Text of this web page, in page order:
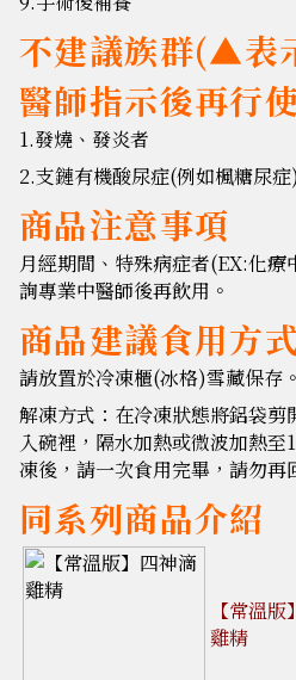
不建議族群(▲表
醫師指示後再行
1.發燒、發炎者
2.支鏈有機酸尿症(例如楓糖尿
商品注意事項
月經期間、特殊病症者(EX:化
詢專業中醫師後再飲用。
商品建議食用方式
請放置於冷凍櫃(冰格)雪藏保存。
解凍方式：在冷凍狀態將鋁袋
入碗裡，隔水加熱或微波加熱至
凍後，請一次食用完畢，請勿再
同系列商品介紹
【常溫
雞精